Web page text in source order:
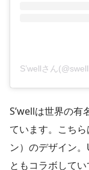
S’wellさん
S’wellは世界の有
ています。こち
ン）のデザイン
ともコラボして